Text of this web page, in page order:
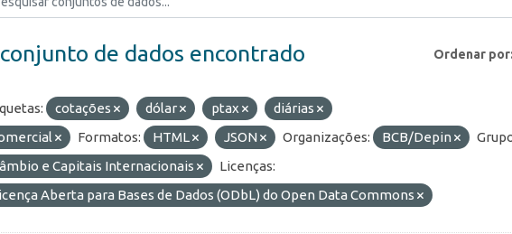
Ordenar por
de dados encontrado
cotações dólar ptax
diárias
Formatos: HTML JSON Organizações: BCB/Depin
e Capitais Internacionais
Licenças:
Aberta para Bases de Dados (ODbL) do Open Data Commons